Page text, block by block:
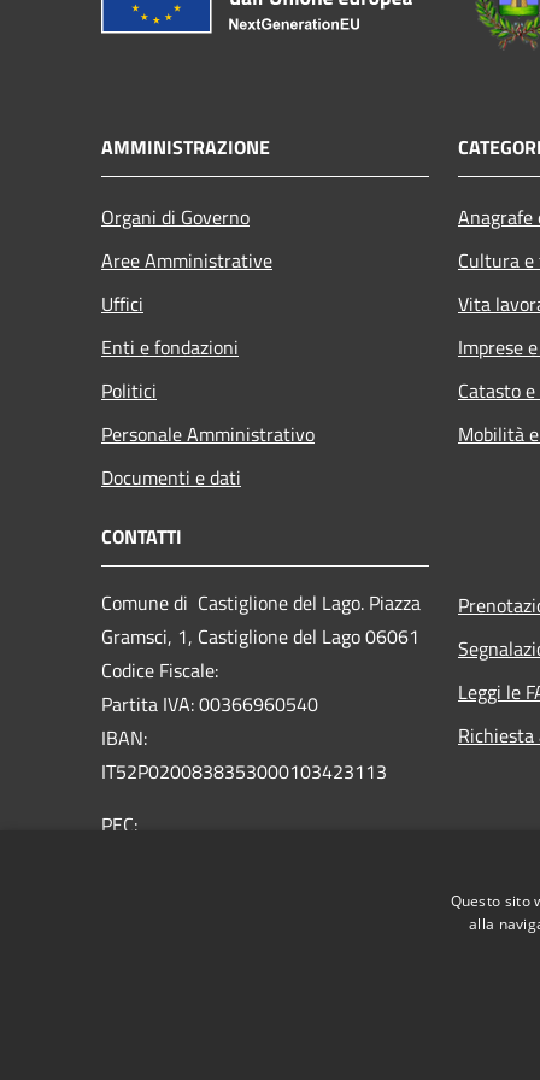
AMMINISTRAZIONE
Organi di Governo
Aree Amministrative
Uffici
Enti e fondazioni
Politici
Personale Amministrativo
Documenti e dati
Cultura
Vita
Imprese
Catasto
Mobilità
CONTATTI
Comune di Castiglione del Lago. Piazza
Gramsci, 1, Castiglione del Lago 06061
Codice Fiscale:
Partita IVA: 00366960540
IBAN:
IT52P0200838353000103423113
PEC:
Leggi le
Questo sito
alla